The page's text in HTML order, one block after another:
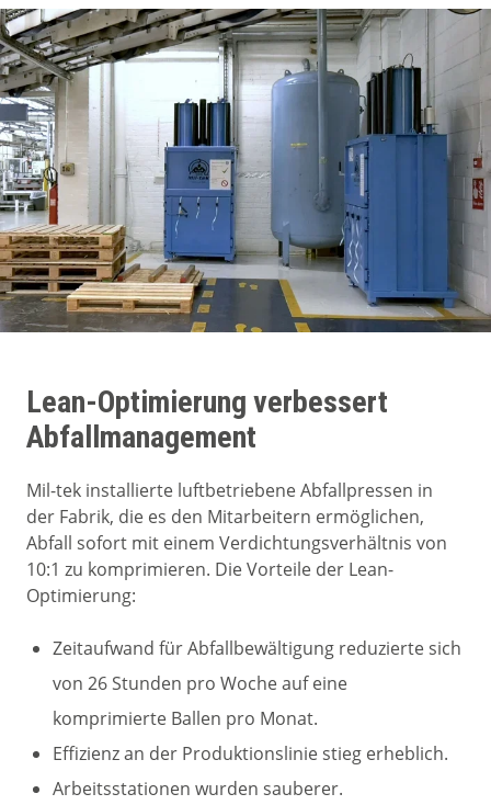
Lean-Optimierung verbessert
Abfallmanagement
Mil-tek installierte luftbetriebene Abfallpressen in
der Fabrik, die es den Mitarbeitern ermöglichen,
Abfall sofort mit einem Verdichtungsverhältnis von
10:1 zu komprimieren. Die Vorteile der Lean-
Optimierung:
Zeitaufwand für Abfallbewältigung reduzierte sich
von 26 Stunden pro Woche auf eine
komprimierte Ballen pro Monat.
Effizienz an der Produktionslinie stieg erheblich.
Arbeitsstationen wurden sauberer.